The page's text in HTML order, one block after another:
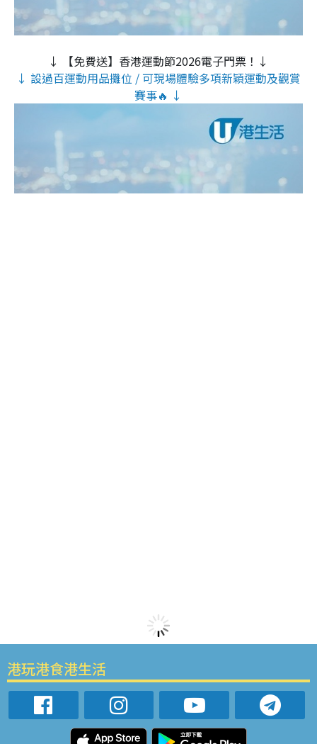
↓ 【免費送】香港運動節2026電子門票！↓
↓ 設過百運動用品攤位 / 可現場體驗多項新穎運動及觀賞
賽事🔥 ↓
港玩港食港生活